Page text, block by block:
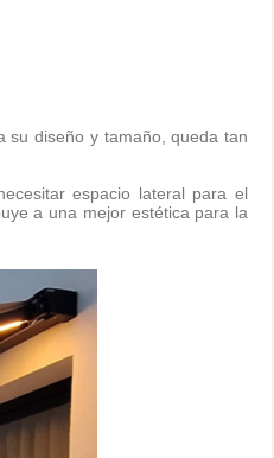
su diseño y tamaño, queda tan
espacio lateral para el
a una mejor estética para la